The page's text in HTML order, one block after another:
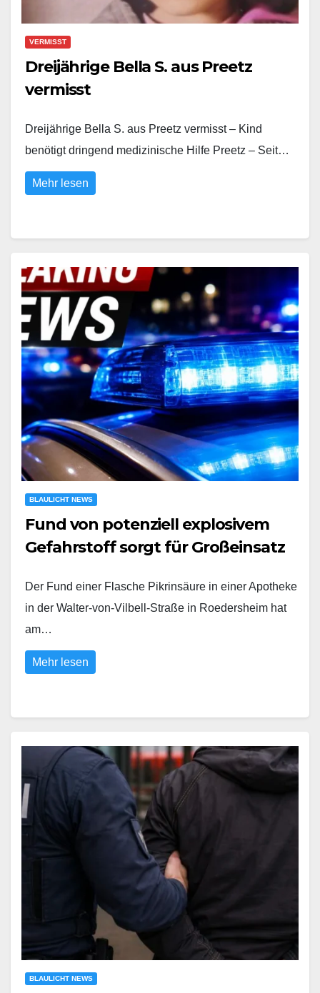
VERMISST
Dreijährige Bella S. aus Preetz
vermisst
Dreijährige Bella S. aus Preetz vermisst – Kind
benötigt dringend medizinische Hilfe Preetz – Seit…
Mehr lesen
BLAULICHT NEWS
Fund von potenziell explosivem
Gefahrstoff sorgt für Großeinsatz
Der Fund einer Flasche Pikrinsäure in einer Apotheke
in der Walter-von-Vilbell-Straße in Roedersheim hat
am…
Mehr lesen
BLAULICHT NEWS